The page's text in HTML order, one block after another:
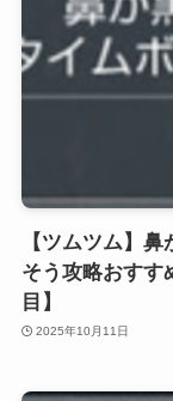
【ツムツム】
そう攻略おすす
目】
2025年10月11日